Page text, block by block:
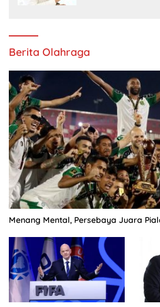
Berita Olahraga
Menang Mental, Persebaya Juara